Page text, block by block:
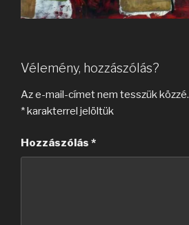
Vélemény, hozzászólás?
Az e-mail-címet nem tesszük közzé.
*karakterrel jelöltük
Hozzászólás *